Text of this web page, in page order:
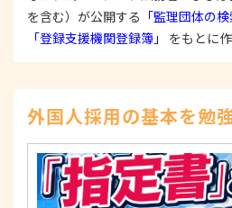
3. 苦情および相談等に対する
本人からの苦情および相談があ
示、訂正、削除、または利用
を求められたときは、適法かつ
4. 法令・指針・規範の遵守に
適正な個人情報保護の実現の
いに関する法令、国が定める
範を遵守します。
を含む）が公開する 「監理団体の
「登録支援機関登録簿」
をもとに
外国人採用の基本を勉